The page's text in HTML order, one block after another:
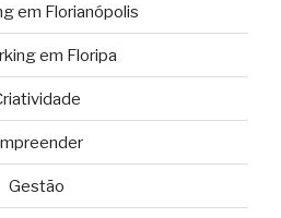
em Florianópolis
em Floripa
Gestão